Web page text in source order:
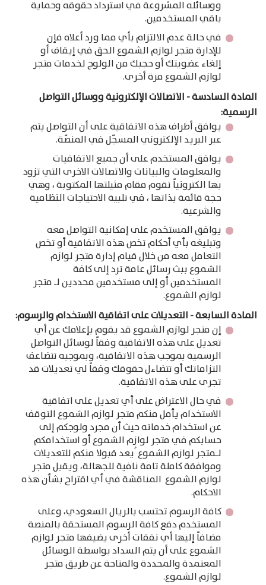
ووسائله المشروعة في استرداد حقوقه وحماية
باقي المستخدمين.
في حالة عدم الالتزام بأي مما ورد أعلاه فإن
للإدارة متجر لوازم الشموع الحق في إيقاف أو
إلغاء عضويتك أو حجبك من الولوج لخدمات متجر
لوازم الشموع مرة أخرى.
المادة السادسة - الاتصالات الإلكترونية ووسائل التواصل
الرسمية:
يوافق أطراف هذه الاتفاقية على أن التواصل يتم
عبر البريد الإلكتروني المسجّل في المنصّة.
يوافق المستخدم على أن جميع الاتفاقيات
والمعلومات والبيانات والاتصالات الاخرى التي تزود
بها الكترونياً تقوم مقام مثيلتها المكتوبة ، وهي
حجة قائمة بذاتها ، في تلبية الاحتياجات النظامية
والشرعية.
يوافق المستخدم على إمكانية التواصل معه
وتبليغه بأي أحكام تخص هذه الاتفاقية أو تخص
التعامل معه من خلال قيام إدارة متجر لوازم
الشموع ببث رسائل عامة ترد إلى كافة
المستخدمين أو إلى مستخدمين محددين لـ متجر
لوازم الشموع.
المادة السابعة - التعديلات على اتفاقية الاستخدام والرسوم:
إن متجر لوازم الشموع قد يقوم بإعلامك عن أي
تعديل على هذه الاتفاقية وفقاً لوسائل التواصل
الرسمية بموجب هذه الاتفاقية، وبموجبه تتضاعف
التزاماتك أو تتضاءل حقوقك وفقاً لي تعديلات قد
تجرى على هذه الاتفاقية.
في حال الاعتراض على أي تعديل على اتفاقية
الاستخدام يأمل منكم متجر لوازم الشموع التوقف
عن استخدام خدماته حيث أن مجرد ولوجكم إلى
حسابكم في متجر لوازم الشموع أو استخدامكم
لـمتجر لوازم الشموع ُيعد قبولا منكم للتعديلات
وموافقة كاملة تامة نافية للجهالة، ويقبل متجر
لوازم الشموع المناقشة في أي اقتراح بشأن هذه
الاحكام.
كافة الرسوم تحتسب بالريال السعودي، وعلى
المستخدم دفع كافة الرسوم المستحقة بالمنصة
مضافاً إليها أي نفقات أخرى يضيفها متجر لوازم
الشموع على أن يتم السداد بواسطة الوسائل
المعتمدة والمحددة والمتاحة عن طريق متجر
لوازم الشموع.